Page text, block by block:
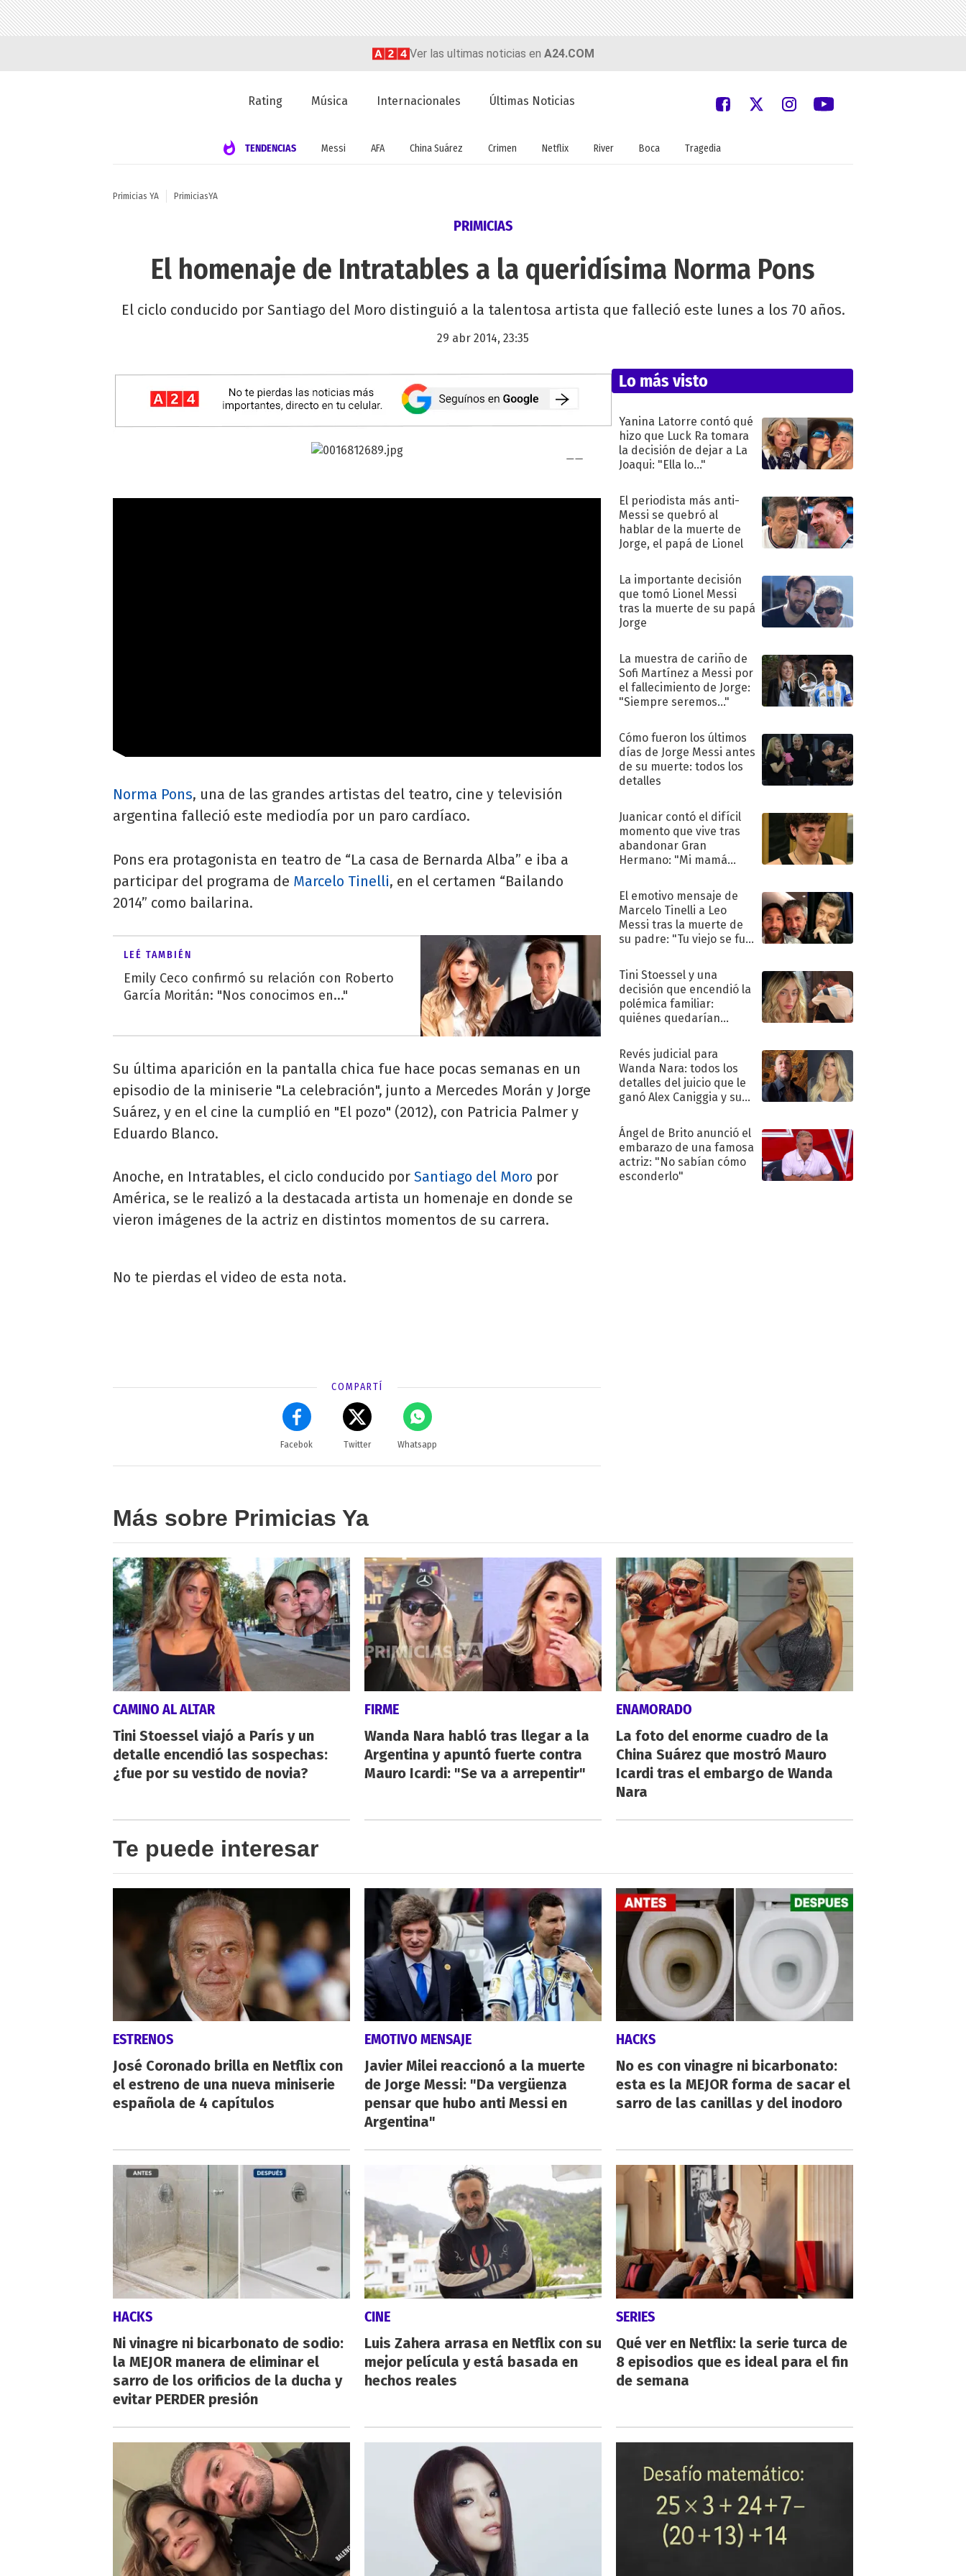
Ver las ultimas noticias en A24.COM
Rating Música Internacionales Últimas Noticias
TENDENCIAS Messi AFA China Suárez Crimen Netflix River Boca Tragedia
Primicias YA PrimiciasYA
PRIMICIAS
El homenaje de Intratables a la queridísima Norma Pons
El ciclo conducido por Santiago del Moro distinguió a la talentosa artista que falleció este lunes a los 70 años.
29 abr 2014, 23:35
Norma Pons, una de las grandes artistas del teatro, cine y televisión
argentina falleció este mediodía por un paro cardíaco.
Pons era protagonista en teatro de “La casa de Bernarda Alba” e iba a
participar del programa de Marcelo Tinelli, en el certamen “Bailando
2014” como bailarina.
LEÉ TAMBIÉN
Emily Ceco confirmó su relación con Roberto
García Moritán: "Nos conocimos en..."
Su última aparición en la pantalla chica fue hace pocas semanas en un
episodio de la miniserie "La celebración", junto a Mercedes Morán y Jorge
Suárez, y en el cine la cumplió en "El pozo" (2012), con Patricia Palmer y
Eduardo Blanco.
Anoche, en Intratables, el ciclo conducido por Santiago del Moro por
América, se le realizó a la destacada artista un homenaje en donde se
vieron imágenes de la actriz en distintos momentos de su carrera.
No te pierdas el video de esta nota.
COMPARTÍ
Facebok Twitter Whatsapp
Lo más visto
Yanina Latorre contó qué
hizo que Luck Ra tomara
la decisión de dejar a La
Joaqui: "Ella lo..."
El periodista más anti-
Messi se quebró al
hablar de la muerte de
Jorge, el papá de Lionel
La importante decisión
que tomó Lionel Messi
tras la muerte de su papá
Jorge
La muestra de cariño de
Sofi Martínez a Messi por
el fallecimiento de Jorge:
"Siempre seremos..."
Cómo fueron los últimos
días de Jorge Messi antes
de su muerte: todos los
detalles
Juanicar contó el difícil
momento que vive tras
abandonar Gran
Hermano: "Mi mamá
El emotivo mensaje de
Marcelo Tinelli a Leo
Messi tras la muerte de
su padre: "Tu viejo se fue
Tini Stoessel y una
decisión que encendió la
polémica familiar:
quiénes quedarían
Revés judicial para
Wanda Nara: todos los
detalles del juicio que le
ganó Alex Caniggia y sus
Ángel de Brito anunció el
embarazo de una famosa
actriz: "No sabían cómo
esconderlo"
Más sobre Primicias Ya
CAMINO AL ALTAR
Tini Stoessel viajó a París y un
detalle encendió las sospechas:
¿fue por su vestido de novia?
FIRME
Wanda Nara habló tras llegar a la
Argentina y apuntó fuerte contra
Mauro Icardi: "Se va a arrepentir"
ENAMORADO
La foto del enorme cuadro de la
China Suárez que mostró Mauro
Icardi tras el embargo de Wanda
Nara
Te puede interesar
ESTRENOS
José Coronado brilla en Netflix con
el estreno de una nueva miniserie
española de 4 capítulos
EMOTIVO MENSAJE
Javier Milei reaccionó a la muerte
de Jorge Messi: "Da vergüenza
pensar que hubo anti Messi en
Argentina"
HACKS
No es con vinagre ni bicarbonato:
esta es la MEJOR forma de sacar el
sarro de las canillas y del inodoro
HACKS
Ni vinagre ni bicarbonato de sodio:
la MEJOR manera de eliminar el
sarro de los orificios de la ducha y
evitar PERDER presión
CINE
Luis Zahera arrasa en Netflix con su
mejor película y está basada en
hechos reales
SERIES
Qué ver en Netflix: la serie turca de
8 episodios que es ideal para el fin
de semana